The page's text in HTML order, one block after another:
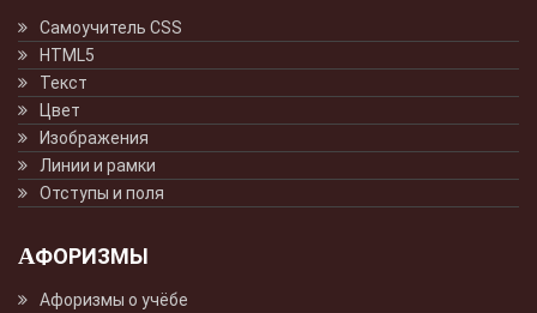
Самоучитель CSS
HTML5
Текст
Цвет
Изображения
Линии и рамки
Отступы и поля
АФОРИЗМЫ
Афоризмы о учёбе